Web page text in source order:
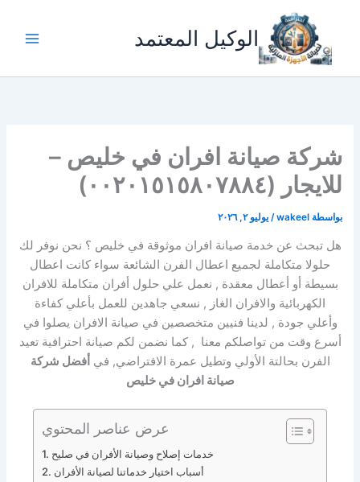
المحتوى
الوكيل المعتمد
شركة صيانة افران في خليص –
للايجار (٠٠٢٠١٥١٥٨٠٧٨٨٤)
بواسطة wakeel
/يوليو ٢, ٢٠٢٦
هل تبحث عن خدمة صيانة افران موثوقة في خليص ؟ نحن نوفر لك
حلولا متكاملة لجميع اعطال الفرن الشائعة سواء كانت اعطال
بسيطة أو أعطال معقدة , نعمل علي حلول أفران متكاملة للافران
الكهربائية والافران الغاز , نسعي جاهدين للعمل بأعلي كفاءة
وأعلي جودة , لدينا فنيين متخصصين في صيانة الافران يصلوا في
أسرع وقت من تواصلكم معنا , كما نضمن لكم صيانة احترافية تعيد
الفرن بحالتة الأولي وتطيل عمرة الافتراضي, في أفضل شركة
صيانة افران في خليص
عرض عناصر المحتوي
خدمات إصلاح وصيانة الأفران في صليح
أسباب اختيار خدماتنا لصيانة الأفران